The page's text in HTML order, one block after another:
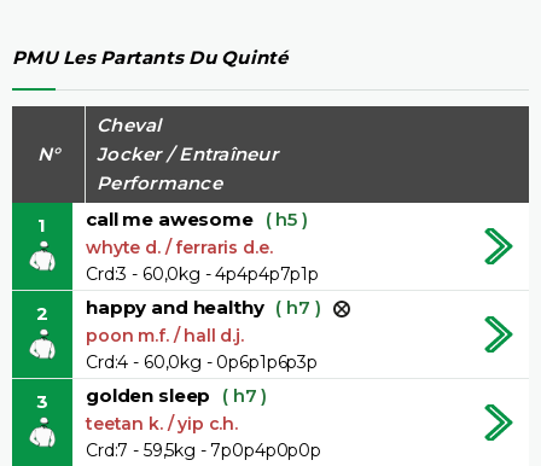
PMU Les Partants Du Quinté
N°
Cheval
Jocker / Entraîneur
Performance
1
call me awesome ( h5 )
whyte d. / ferraris d.e.
Crd:3 - 60,0kg - 4p4p4p7p1p
2 happy and healthy ( h7 )
poon m.f. / hall d.j.
Crd:4 - 60,0kg - 0p6p1p6p3p
3 golden sleep ( h7 )
teetan k. / yip c.h.
Crd:7 - 59,5kg - 7p0p4p0p0p